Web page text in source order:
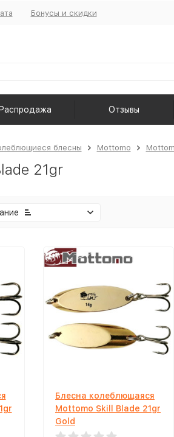
Бонусы и скидки
Распродажа Отзывы
блесны Mottomo
21gr
Блесна колеблющаяся
Mottomo Skill Blade 21gr
Gold